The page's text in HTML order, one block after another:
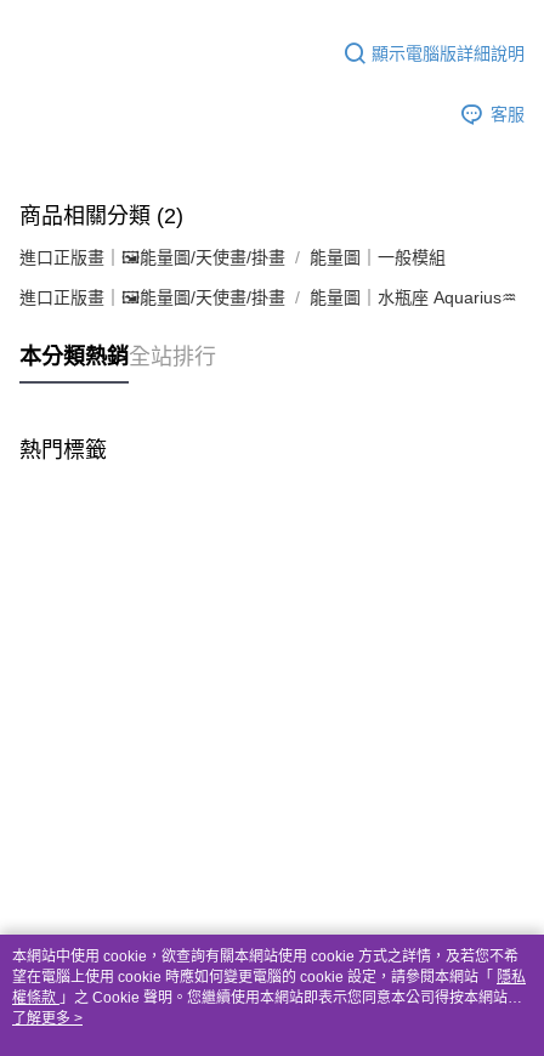
顯示電腦版詳細說明
客服
商品相關分類 (2)
進口正版畫｜🖼️能量圖/天使畫/掛畫 能量圖｜一般模組
進口正版畫｜🖼️能量圖/天使畫/掛畫 能量圖｜水瓶座 Aquarius♒
本分類熱銷全站排行
熱門標籤
本網站中使用 cookie，欲查詢有關本網站使用 cookie 方式之詳情，及若您不希
望在電腦上使用 cookie 時應如何變更電腦的 cookie 設定，請參閱本網站「 隱私
權條款 」之 Cookie 聲明。您繼續使用本網站即表示您同意本公司得按本網站使
用條款之 Cookie 聲明使用 cookie。
了解更多 >